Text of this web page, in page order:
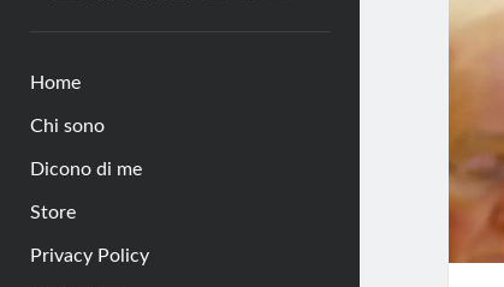
Home
Chi sono
Dicono di me
Store
Privacy Policy